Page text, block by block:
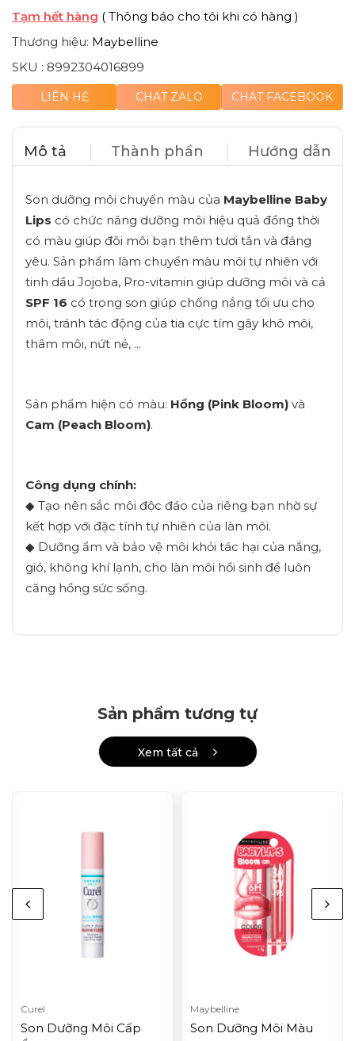
Tạm hết hàng ( Thông báo cho tôi khi có hàng )
Thương hiệu: Maybelline
SKU : 8992304016899
LIÊN HỆ CHAT ZALO CHAT FACEBOOK
Mô tả Thành phần Hướng dẫn
Son dưỡng môi chuyển màu của Maybelline Baby
Lips có chức năng dưỡng môi hiệu quả đồng thời
có màu giúp đôi môi bạn thêm tươi tắn và đáng
yêu. Sản phẩm làm chuyển màu môi tự nhiên với
tinh dầu Jojoba, Pro-vitamin giúp dưỡng môi và cả
SPF 16 có trong son giúp chống nắng tối ưu cho
môi, tránh tác động của tia cực tím gây khô môi,
thâm môi, nứt nẻ, ...
Sản phẩm hiện có màu: Hồng (Pink Bloom) và
Cam (Peach Bloom).
Công dụng chính:
◆ Tạo nên sắc môi độc đáo của riêng bạn nhờ sự
kết hợp với đặc tính tự nhiên của làn môi.
◆ Dưỡng ẩm và bảo vệ môi khỏi tác hại của nắng,
gió, không khí lạnh, cho làn môi hồi sinh để luôn
căng hồng sức sống.
Sản phẩm tương tự
Xem tất cả
Curel
Son Dưỡng Môi Cấp
Maybelline
Son Dưỡng Môi Màu